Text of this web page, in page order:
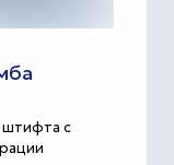
штифта с